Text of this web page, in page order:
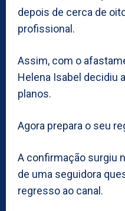
depois de cerca de
profissional.
Assim, com o
Helena Isabel decidiu
planos.
Agora prepara o seu
A confirmação surgiu
de uma seguidora
regresso ao canal.